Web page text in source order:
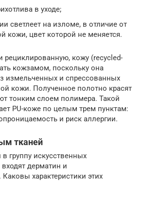
в уходе;
светлеет на изломе, в отличие от
кожи, цвет которой не меняется.
рециклированную, кожу (recycled-
кожзамом, поскольку она
измельченных и спрессованных
кожи. Полученное полотно красят
тонким слоем полимера. Такой
PU-коже по целым трем пунктам:
и риск аллергии.
тканей
группу искусственных
дерматин и
характеристики этих